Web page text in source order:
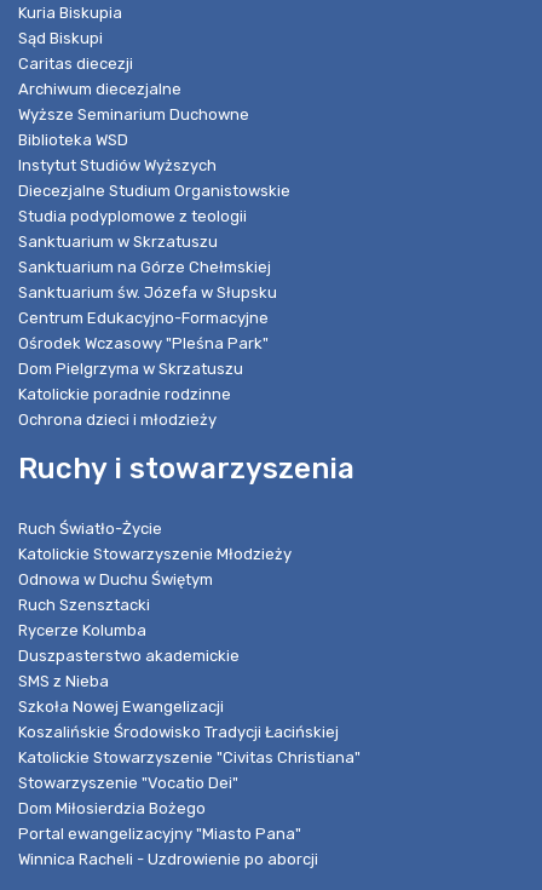
Kuria Biskupia
Sąd Biskupi
Caritas diecezji
Archiwum diecezjalne
Wyższe Seminarium Duchowne
Biblioteka WSD
Instytut Studiów Wyższych
Diecezjalne Studium Organistowskie
Studia podyplomowe z teologii
Sanktuarium w Skrzatuszu
Sanktuarium na Górze Chełmskiej
Sanktuarium św. Józefa w Słupsku
Centrum Edukacyjno-Formacyjne
Ośrodek Wczasowy "Pleśna Park"
Dom Pielgrzyma w Skrzatuszu
Katolickie poradnie rodzinne
Ochrona dzieci i młodzieży
Ruchy i stowarzyszenia
Ruch Światło-Życie
Katolickie Stowarzyszenie Młodzieży
Odnowa w Duchu Świętym
Ruch Szensztacki
Rycerze Kolumba
Duszpasterstwo akademickie
SMS z Nieba
Szkoła Nowej Ewangelizacji
Koszalińskie Środowisko Tradycji Łacińskiej
Katolickie Stowarzyszenie "Civitas Christiana"
Stowarzyszenie "Vocatio Dei"
Dom Miłosierdzia Bożego
Portal ewangelizacyjny "Miasto Pana"
Winnica Racheli - Uzdrowienie po aborcji